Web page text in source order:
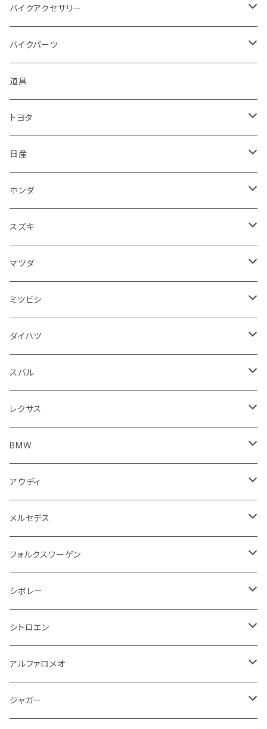
アプリリア - APRILIA
ハーレーダビッドソン - Harley-Davidson
KTM
ミツビシ
ダイハツ
スバル
レクサス
アウディ
BMW
メルセデス・ベンツ
フォルクスワーゲン
ジープ
ボルボ
ジャガー
プジョー
ランドローバー
ルノー
キャデラック
アストンマーティン
シボレー
フォード
アルファロメオ
ミニ
マツダ
ミツビシ
ダイハツ
スバル
レクサス
アウディ
BMW
メルセデス・ベンツ
フォルクスワーゲン
ジープ
ボルボ
ジャガー
キャデラック
シボレー
シトロエン
アルファロメオ
ランドローバー
フィアット
クライスラー
アストンマーティン
日産
ホンダ
スズキ
マツダ
ミツビシ
ダイハツ
スバル
アルファロメオ
アストンマーティン
アウディ
ベントレー
BMW
キャデラック
シボレー
クライスラー
シトロエン
フィアット
ヒュンダイ
ジャガー
ジープ
ボンネット
ルーフ
ピラー
バンパー
フェンダー
サイドミラー
フロントガラス
リアバンパー
バックドアガラス
トランクリッド
ダッシュボード
センタークラスター
グローブボックス
シフトレバー
センターコンソール
ステアリングホイール
ステアリング
パワーステアリング系
エンジン
エンジンVベルト
オイルフィルター
ラジエーター
クーラント
ミッション
ドライブシャフト
バイクアクセサリー
ホンダ
ヤマハ
スズキ
カワサキ
ハーレーダビッドソン
BMW
トライアンフ
ドゥカティ
モトグッツイ
アプリリア
KTM
プジョー
ハスクバーナ
ロイヤルエンフィールド
キムコ
SYM
収納用品
インテリア系
灰皿・ゴミ箱
バイクパーツ
排気系
マフラー
サイレンサー
外装
シートカバー
燃料タンクキャップ
ハンドル系
ハンドル
ホーン
ブレーキ
ブレーキパッド
ブレーキ・クラッチレバー
エンジン
オルタネーター
オイルフィルター
電装系
スピードメーター
ウインカー
足回り
サスペンション
ホイール
駆動系
クラッチ
クラッチホース
フレーム
ライト系
タンク系
キャブレター
その他
アクセルブレーキペダル
オイルクーラー
ケーブル系
吸気系
ラジエーター
ミラー
フェンダー
ギアシフト系
道具
トヨタ
フロアマット
室内アクセサリー
収納ケース
ダッシュボード
ワイパー
ライト系
フォグランプ
ステアリング系
シートカバー
外装系
タイヤ回り系
エンジン回り
ミラー
サイドミラー
トランクマット
タンドラ
日産
フロアマット
電装系
ウインカー
トランクマット
ホンダ
フロアマット
運転席周り
トランクマット
フェンダー周り
フロントガラス回り
サイドミラー
ライト系
エンジン系部品
スポイラー
ワイパー系
バンパー
外装系
バイク ブレーキクラッチレバー
バイク 収納
スズキ
フロアマット
フロントガラス回り
ウォッシャージェット
フェンダー周り
運転席周り
アームレスト
バイク 排気系
マフラー
サイドミラー
バイク ハンドル系
エンジン系
エンジンカバー
足回り系
サスペンション
マツダ
フロアマット
ボンネット回り
フェンダー周り
フロントガラス回り
リアガラス回り
ライト系
インパネ周り
その他
トランクマット
足回り
サスペンション
ミツビシ
フロアマット
キーホルダー
フロントガラス回り
ワイパー
足回り系
フェンダー
バンパー
ライト系
ヘッドライト
トランクマット
運転席周り
アームレスト
ダイハツ
フロアマット
フロントガラス回り
ワイパー
運転席周り
足回り
サスペンション
スバル
フロアマット
フロントガラス回り
ワイパー
その他
足回り系
フェンダー
レクサス
フロアマット
トランクマット
シートカバー
BMW
フロアマット
オーディオ系
サイドミラー
ハンドル系
その他
リアバンパー
トランクマット
アウディ
フロアマット
プラグ系
イグニッションコイル
ブレーキ系
アンチロックブレーキ
運転席周り
アームレスト
冷却系
クーラント
フェンダー
メルセデス
フロアマット
リアバンパー
その他
フォルクスワーゲン
フロアマット
プラグ系
イグニッションコイル
ブレーキ系
アンチロックブレーキ
冷却系
シボレー
フロアマット
その他
運転席周り
シトロエン
フロアマット
その他
アルファロメオ
フロアマット
ジャガー